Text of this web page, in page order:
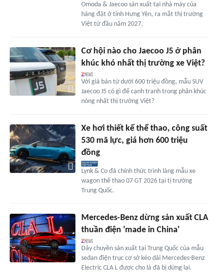
Omoda & Jaecoo sản xuất tại nhà máy của
hãng đặt ở tỉnh Hưng Yên, ra mắt thị trường
Việt từ đầu năm 2027.
Cơ hội nào cho Jaecoo J5 ở phân
khúc khó nhất thị trường xe Việt?
Với giá bán từ dưới 600 triệu đồng, mẫu SUV
Jaecoo J5 có gì để cạnh tranh trong phân khúc
nóng nhất thị trường Việt?
Xe hơi thiết kế thể thao, công suất
530 mã lực, giá hơn 600 triệu
đồng
Lynk & Co đã chính thức trình làng mẫu xe
wagon thể thao 07 GT 2026 tại tị trường
Trung Quốc.
Mercedes-Benz dừng sản xuất CLA
thuần điện 'made in China'
Dây chuyền sản xuất tại Trung Quốc của mẫu
sedan điện trục cơ sở kéo dài Mercedes-Benz
Electric CLA L được cho là đã bị dừng lại.